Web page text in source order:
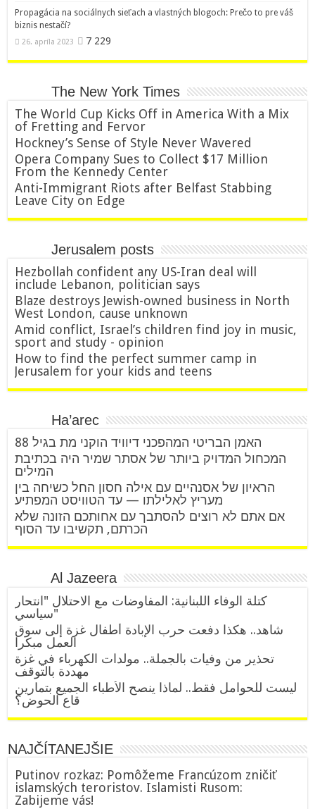
Propagácia na sociálnych sieťach a vlastných blogoch: Prečo to pre váš
biznis nestačí?
26. apríla 2023 7 229
The New York Times
The World Cup Kicks Off in America With a Mix
of Fretting and Fervor
Hockney’s Sense of Style Never Wavered
Opera Company Sues to Collect $17 Million
From the Kennedy Center
Anti-Immigrant Riots after Belfast Stabbing
Leave City on Edge
Jerusalem posts
Hezbollah confident any US-Iran deal will
include Lebanon, politician says
Blaze destroys Jewish-owned business in North
West London, cause unknown
Amid conflict, Israel’s children find joy in music,
sport and study - opinion
How to find the perfect summer camp in
Jerusalem for your kids and teens
Ha’arec
האמן הבריטי המהפכני דיוויד הוקני מת בגיל 88
המכחול המדויק ביותר של אסתר שמיר היה בכתיבת
המילים
הראיון של אסנהיים עם אילה חסון החל כשיחה בין
מעריץ לאלילתו — עד הטוויסט המפתיע
אם אתם לא רוצים להסתבך עם אחותכם הזונה שלא
הכרתם, תקשיבו עד הסוף
Al Jazeera
كتلة الوفاء اللبنانية: المفاوضات مع الاحتلال "انتحار
سياسي"
شاهد.. هكذا دفعت حرب الإبادة أطفال غزة إلى سوق
العمل مبكرا
تحذير من وفيات بالجملة.. مولدات الكهرباء في غزة
مهددة بالتوقف
ليست للحوامل فقط.. لماذا ينصح الأطباء الجميع بتمارين
قاع الحوض؟
NAJČÍTANEJŠIE
Putinov rozkaz: Pomôžeme Francúzom zničiť
islamských teroristov. Islamisti Rusom:
Zabijeme vás!